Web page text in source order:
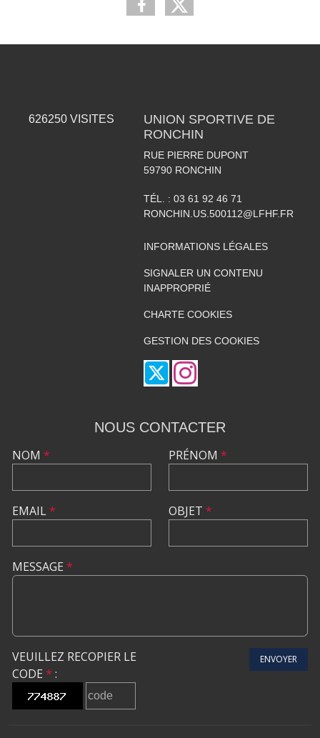
626250 VISITES
UNION SPORTIVE DE
RONCHIN
RUE PIERRE DUPONT
59790 RONCHIN
TÉL. : 03 61 92 46 71
RONCHIN.US.500112@LFHF.FR
INFORMATIONS LÉGALES
SIGNALER UN CONTENU
INAPPROPRIÉ
CHARTE COOKIES
GESTION DES COOKIES
NOUS CONTACTER
NOM *
EMAIL*
PRÉNOM *
OBJET *
MESSAGE *
VEUILLEZ RECOPIER LE
CODE * :
ENVOYER